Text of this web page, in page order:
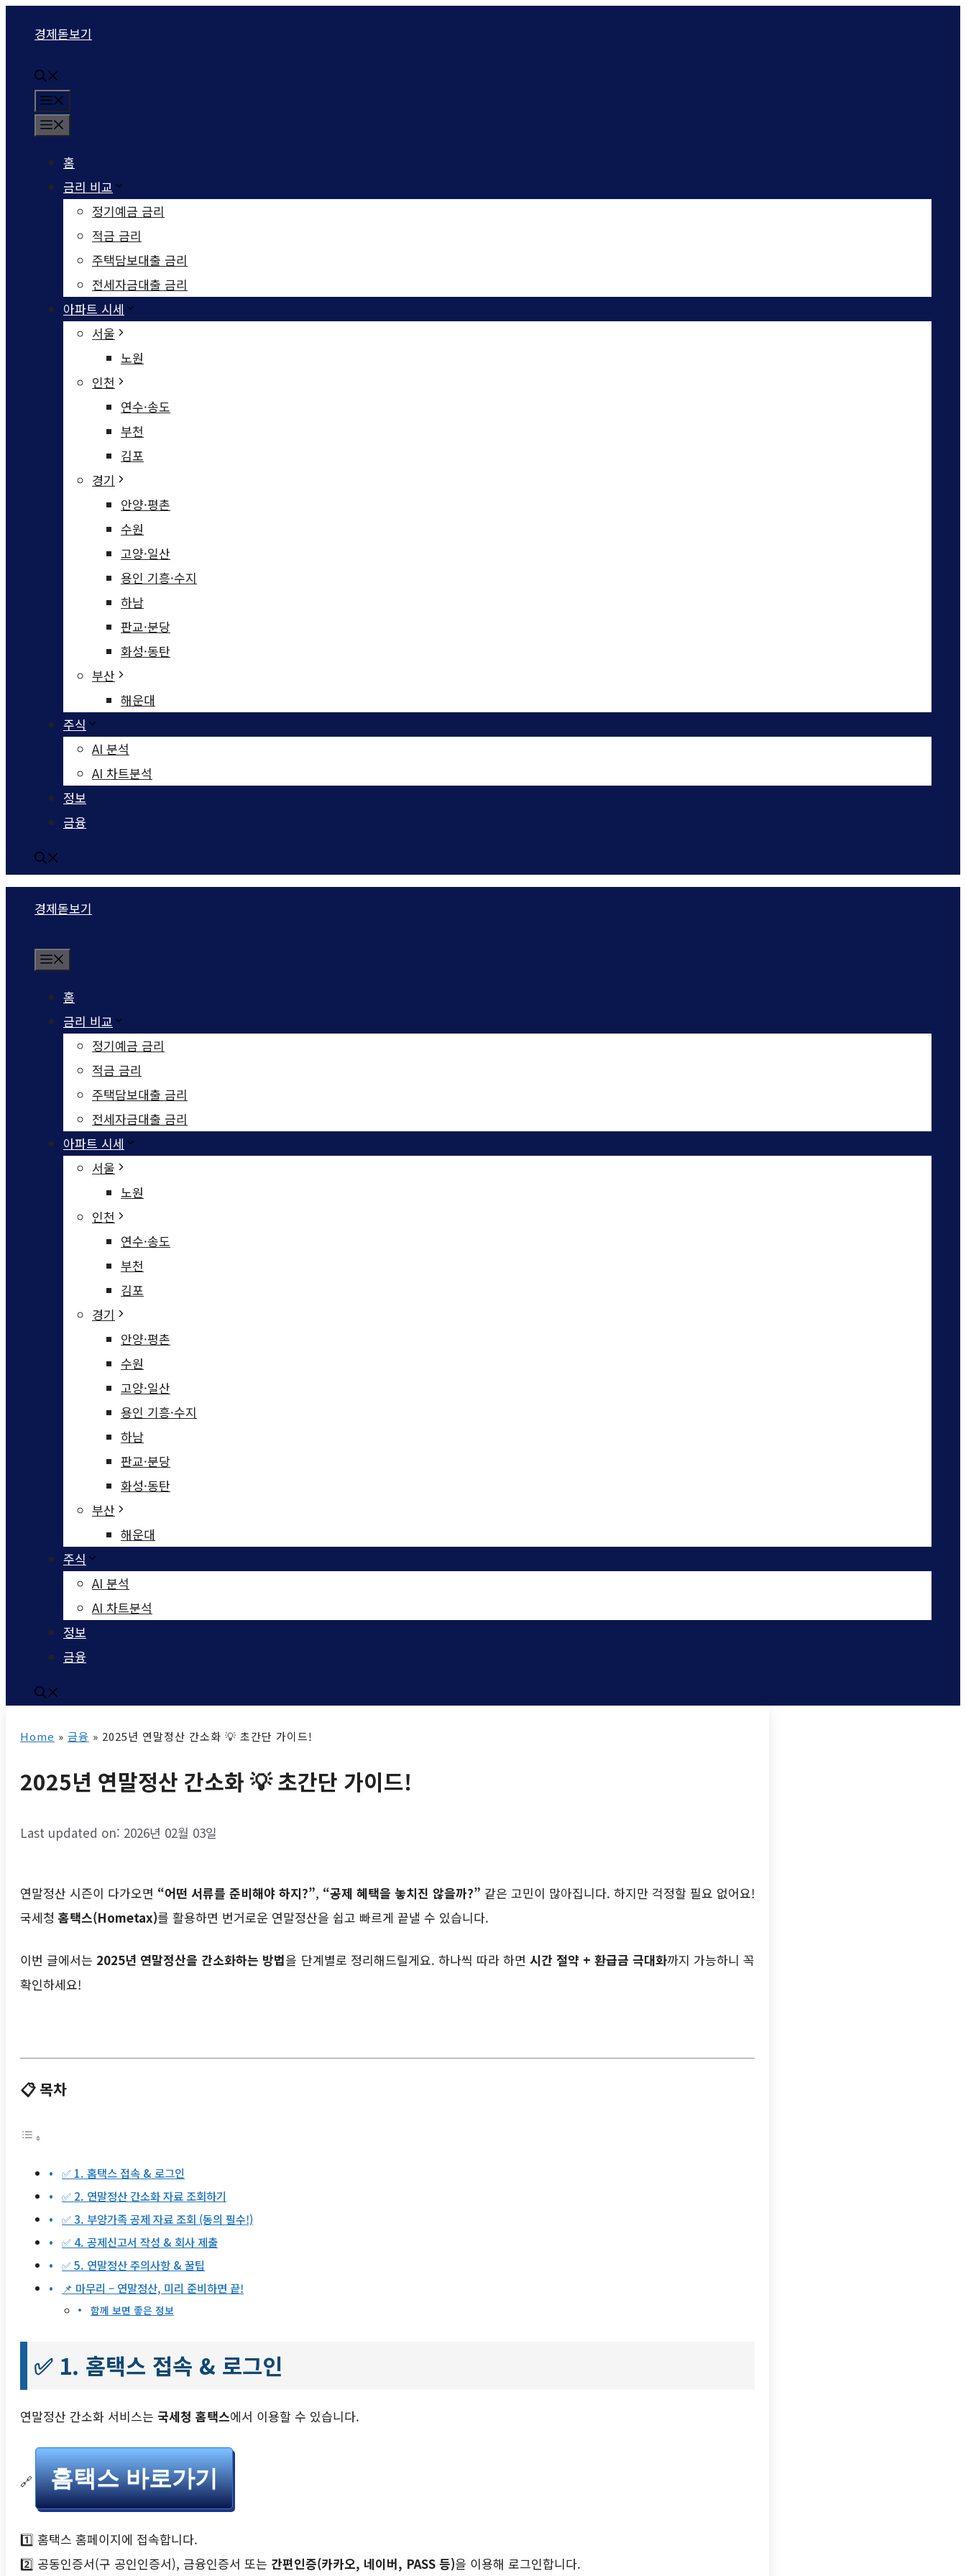
건너뛰기경제돋보기
홈
금리 비교
정기예금 금리
적금 금리
주택담보대출 금리
전세자금대출 금리
아파트 시세
서울
노원
인천
연수·송도
부천
김포
경기
안양·평촌
수원
고양·일산
용인 기흥·수지
하남
판교·분당
화성·동탄
부산
해운대
주식
AI 분석
AI 차트분석
정보
금융
경제돋보기
홈
금리 비교
정기예금 금리
적금 금리
주택담보대출 금리
전세자금대출 금리
아파트 시세
서울
노원
인천
연수·송도
부천
김포
경기
안양·평촌
수원
고양·일산
용인 기흥·수지
하남
판교·분당
화성·동탄
부산
해운대
주식
AI 분석
AI 차트분석
정보
금융
Home » 금융 » 2025년 연말정산 간소화 💡 초간단 가이드!
2025년 연말정산 간소화 💡 초간단 가이드!
Last updated on: 2026년 02월 03일
연말정산 시즌이 다가오면 “어떤 서류를 준비해야 하지?”, “공제 혜택을 놓치진 않을까?” 같은 고민이 많아집니다. 하지만 걱정할 필요 없어요!
국세청 홈택스(Hometax)를 활용하면 번거로운 연말정산을 쉽고 빠르게 끝낼 수 있습니다.
이번 글에서는 2025년 연말정산을 간소화하는 방법을 단계별로 정리해드릴게요. 하나씩 따라 하면 시간 절약 + 환급금 극대화까지 가능하니 꼭
확인하세요!
📋 목차
✅ 1. 홈택스 접속 & 로그인
✅ 2. 연말정산 간소화 자료 조회하기
✅ 3. 부양가족 공제 자료 조회 (동의 필수!)
✅ 4. 공제신고서 작성 & 회사 제출
✅ 5. 연말정산 주의사항 & 꿀팁
📌 마무리 – 연말정산, 미리 준비하면 끝!
함께 보면 좋은 정보
✅ 1. 홈택스 접속 & 로그인
연말정산 간소화 서비스는 국세청 홈택스에서 이용할 수 있습니다.
🔗 홈택스 바로가기
1️⃣ 홈택스 홈페이지에 접속합니다.
2️⃣ 공동인증서(구 공인인증서), 금융인증서 또는 간편인증(카카오, 네이버, PASS 등)을 이용해 로그인합니다.